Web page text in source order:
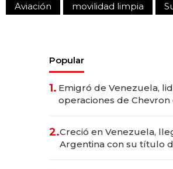
Aviación movilidad limpia
Popular
1. Emigró de Venezuela,
operaciones de Chevron
2.Creció en Venezuela,
Argentina con su título